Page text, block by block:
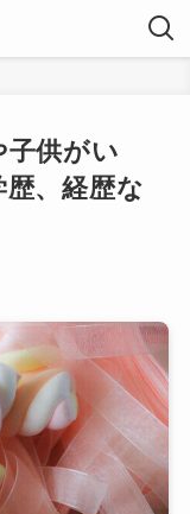
子供がい
、経歴な